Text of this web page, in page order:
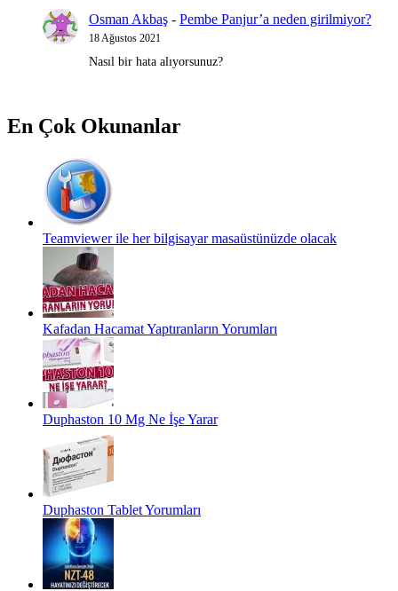
Osman Akbaş - Pembe Panjur’a neden girilmiyor?
18 Ağustos 2021
Nasıl bir hata alıyorsunuz?
En Çok Okunanlar
Teamviewer ile her bilgisayar masaüstünüzde olacak
Kafadan Hacamat Yaptıranların Yorumları
Duphaston 10 Mg Ne İşe Yarar
Duphaston Tablet Yorumları